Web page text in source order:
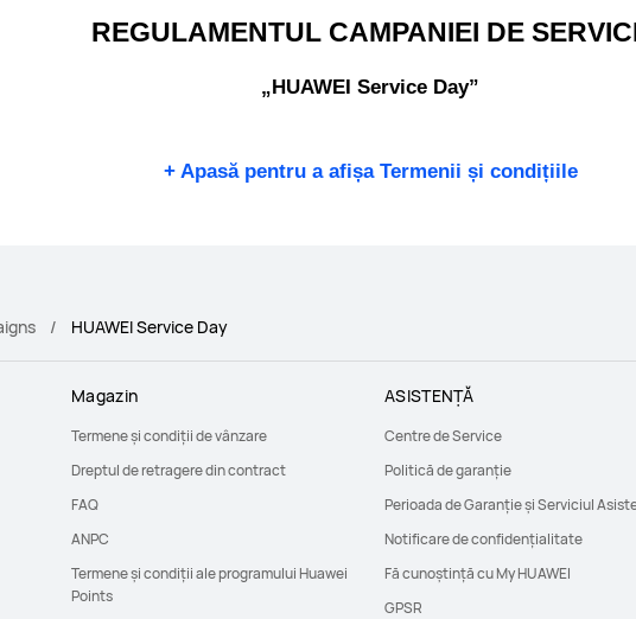
REGULAMENTUL CAMPANIEI DE
„HUAWEI Service Day”
+ Apasă pentru a afișa Termenii și condițiile
HUAWEI Service Day
Magazin
Termene și condiții de vânzare
Dreptul de retragere din contract
FAQ
ANPC
Termene și condiții ale programului Huawei
Points
ASISTENȚĂ
Centre de Service
Politică de garanție
Perioada de Garanție și Serviciul
Notificare de confidențialitate
Fă cunoștință cu My HUAWEI
GPSR